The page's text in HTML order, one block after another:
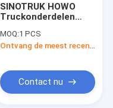
SINOTRUK HOWO
Truckonderdelen
Brandstoftankbedekking
Zware
MOQ:1 PCS
Contact nu